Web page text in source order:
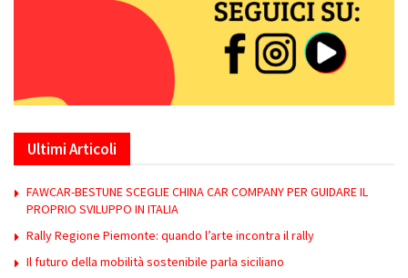
Ultimi Articoli
FAWCAR-BESTUNE SCEGLIE CHINA CAR COMPANY PER GUIDARE IL
PROPRIO SVILUPPO IN ITALIA
Rally Regione Piemonte: quando l’arte incontra il rally
Il futuro della mobilità sostenibile parla siciliano